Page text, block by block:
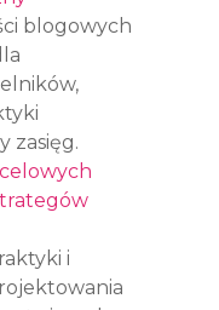
blogowych
zasięg.
i